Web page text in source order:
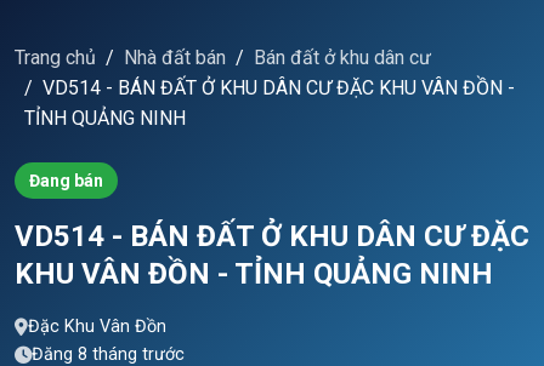
Trang chủ Nhà đất bán
Bán đất ở khu dân cư
VD514 - BÁN ĐẤT Ở KHU DÂN CƯ ĐẶC KHU VÂN ĐỒN -
TỈNH QUẢNG NINH
Đang bán
VD514 - BÁN ĐẤT Ở KHU DÂN CƯ ĐẶC
KHU VÂN ĐỒN - TỈNH QUẢNG NINH
Đặc Khu Vân Đồn
Đăng 8 tháng trước